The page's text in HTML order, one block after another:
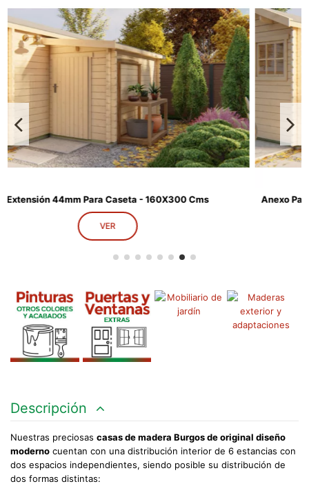
Anexo Para Baño Exterior 28mm Para Cabaña - 160x220 Cms
Descripción
Nuestras preciosas casas de madera Burgos de original diseño
moderno cuentan con una distribución interior de 6 estancias con
dos espacios independientes, siendo posible su distribución de
dos formas distintas: